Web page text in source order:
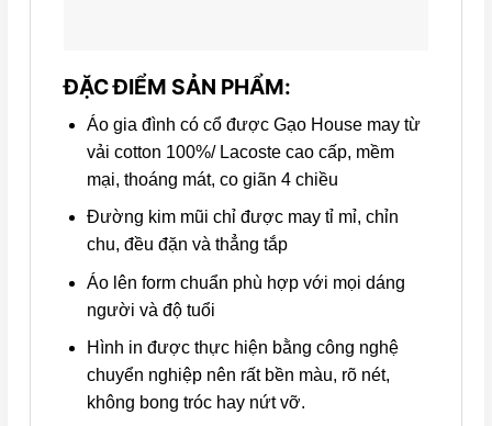
ĐẶC ĐIỂM SẢN PHẨM:
Áo gia đình có cổ được Gạo House may từ
vải cotton 100%/ Lacoste cao cấp, mềm
mại, thoáng mát, co giãn 4 chiều
Đường kim mũi chỉ được may tỉ mỉ, chỉn
chu, đều đặn và thẳng tắp
Áo lên form chuẩn phù hợp với mọi dáng
người và độ tuổi
Hình in được thực hiện bằng công nghệ
chuyển nghiệp nên rất bền màu, rõ nét,
không bong tróc hay nứt vỡ.